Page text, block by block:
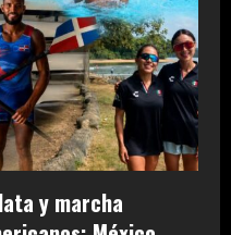
y marcha